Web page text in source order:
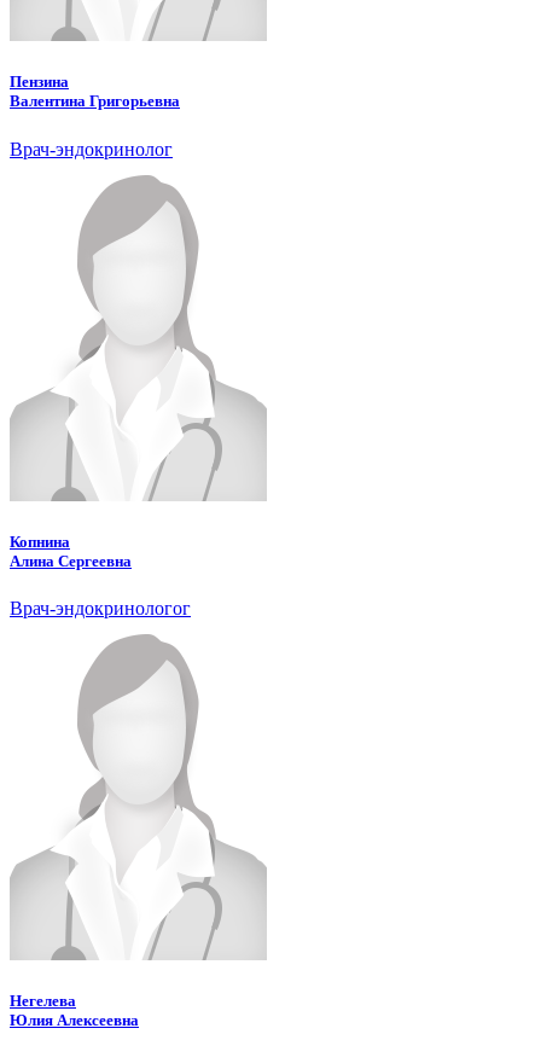
Пензина
Валентина Григорьевна
Врач-эндокринолог
Копнина
Алина Сергеевна
Врач-эндокринологог
Негелева
Юлия Алексеевна